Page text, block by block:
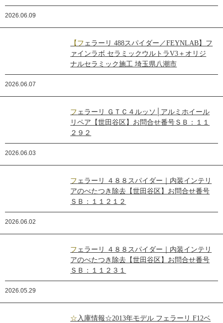
2026.06.09
【フェラーリ 488スパイダー／FEYNLAB】フ
ァインラボ セラミックウルトラV3＋オリジ
ナルセラミック施工 埼玉県八潮市
2026.06.07
フェラーリ ＧＴＣ４ルッソ│アルミホイール
リペア【世田谷区】お問合せ番号ＳＢ：１１
２９２
2026.06.03
フェラーリ ４８８スパイダー｜内装インテリ
アのべたつき除去【世田谷区】お問合せ番号
ＳＢ：１１２１２
2026.06.02
フェラーリ ４８８スパイダー｜内装インテリ
アのべたつき除去【世田谷区】お問合せ番号
ＳＢ：１１２３１
2026.05.29
☆入庫情報☆2013年モデル フェラーリ F12ベ